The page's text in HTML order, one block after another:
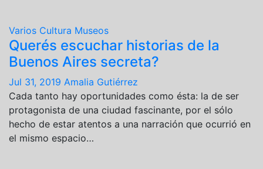
Varios Cultura Museos
Querés escuchar historias de la
Buenos Aires secreta?
Jul 31, 2019 Amalia Gutiérrez
Cada tanto hay oportunidades como ésta: la de ser
protagonista de una ciudad fascinante, por el sólo
hecho de estar atentos a una narración que ocurrió en
el mismo espacio…